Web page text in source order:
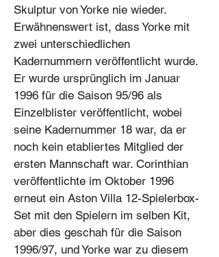
Skulptur von Yorke nie wieder.
Erwähnenswert ist, dass Yorke mit
zwei unterschiedlichen
Kadernummern veröffentlicht wurde.
Er wurde ursprünglich im Januar
1996 für die Saison 95/96 als
Einzelblister veröffentlicht, wobei
seine Kadernummer 18 war, da er
noch kein etabliertes Mitglied der
ersten Mannschaft war. Corinthian
veröffentlichte im Oktober 1996
erneut ein Aston Villa 12-Spielerbox-
Set mit den Spielern im selben Kit,
aber dies geschah für die Saison
1996/97, und Yorke war zu diesem